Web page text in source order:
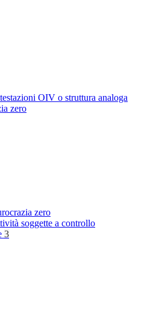
OIV o struttura analoga
zero
zero
soggette a controllo
3